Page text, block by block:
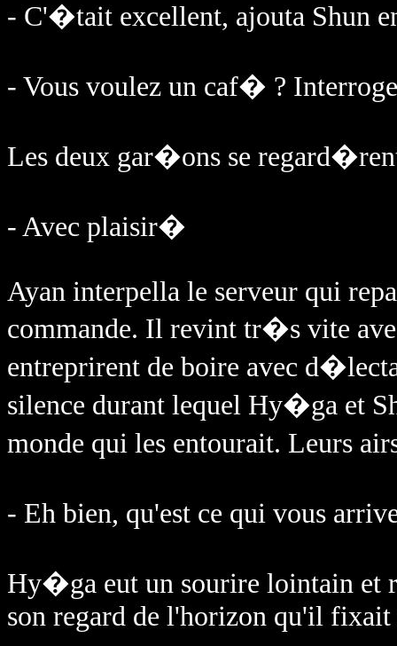
- C'�tait excellent, ajouta Shun
- Vous voulez un caf� ?
Les deux gar�ons se
- Avec plaisir�
Ayan interpella le serveur qui
commande. Il revint tr�s vite
entreprirent de boire avec
silence durant lequel Hy�ga et
monde qui les entourait. Leurs
- Eh bien, qu'est ce qui vous
Hy�ga eut un sourire lointain et
son regard de l'horizon qu'il fixait